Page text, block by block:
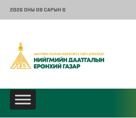
2026 ОНЫ 08 САРЫН 6